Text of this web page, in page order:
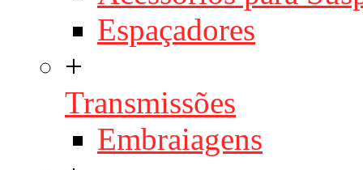
Espaçadores
+
Transmissões
Embraiagens